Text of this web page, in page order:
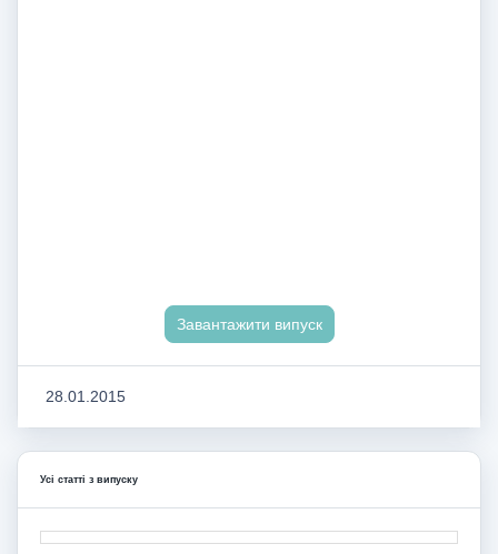
Завантажити випуск
28.01.2015
Усі статті з випуску